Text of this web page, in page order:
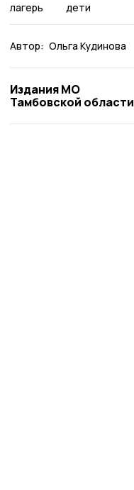
лагерь дети
Автор: Ольга Кудинова
Издания МО
Тамбовской области